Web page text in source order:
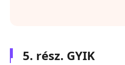
5. rész. GYIK